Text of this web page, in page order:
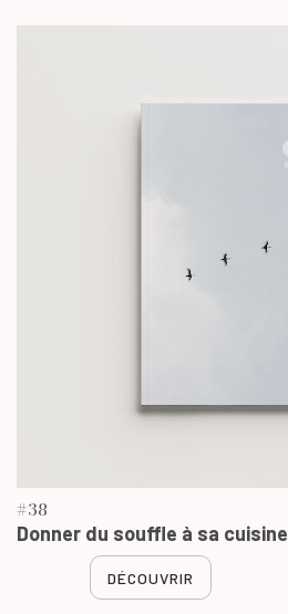
#38
Donner du souffle à sa cuisine
DÉCOUVRIR